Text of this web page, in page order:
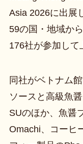
Asia 2026に出展
59の国・地域か
176社が参加して
同社がベトナム
ソースと高級魚
SUのほか、魚醤
Omachi、コーヒ